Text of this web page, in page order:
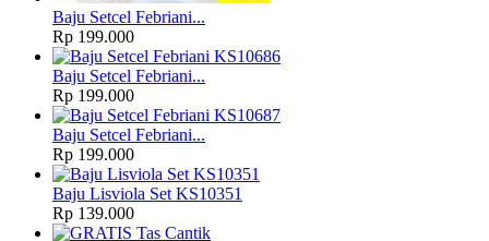
Baju Setcel Febriani...
Rp 199.000
Baju Setcel Febriani...
Rp 199.000
Baju Setcel Febriani...
Rp 199.000
Baju Lisviola Set KS10351
Rp 139.000